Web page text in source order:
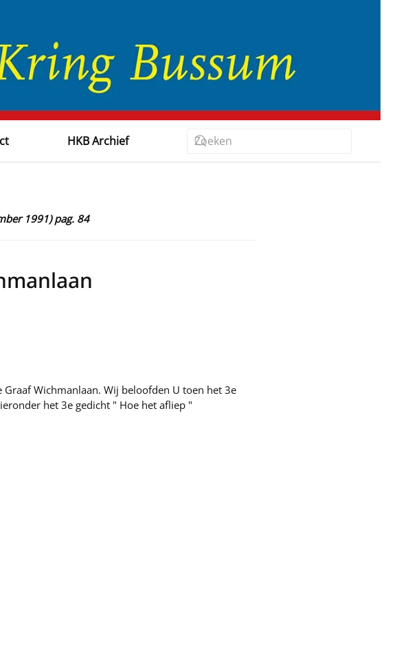
HKB Archief
1991) pag. 84
Wichmanlaan. Wij beloofden U toen het 3e
het 3e gedicht " Hoe het afliep "